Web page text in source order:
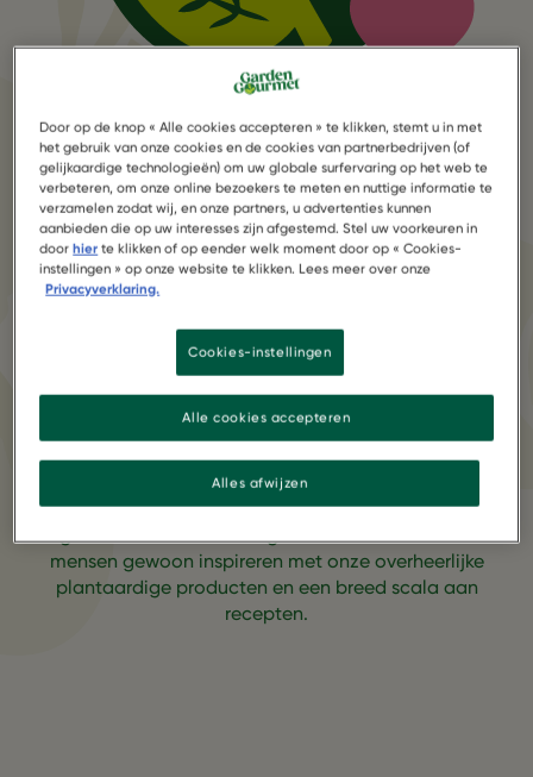
GARDEN GOURMET® is
where taste feels good
Onze liefde voor planten is ontstaan ​​in een tuin in 1986,
met een pure passie voor plantaardig eten. Sindsdien
hebben we onze liefde voor de natuur en eenvoudig
lekker eten gebruikt om van planten veganistische en
vegetarische sensaties te maken.
We proberen mensen niet te overtuigen om in een
oogwenk hun dieet volledig te veranderen. We willen
mensen gewoon inspireren met onze overheerlijke
plantaardige producten en een breed scala aan
recepten.
Door op de knop « Alle cookies accepteren » te klikken, stemt u in met
het gebruik van onze cookies en de cookies van partnerbedrijven (of
gelijkaardige technologieën) om uw globale surfervaring op het web te
verbeteren, om onze online bezoekers te meten en nuttige informatie te
verzamelen zodat wij, en onze partners, u advertenties kunnen
aanbieden die op uw interesses zijn afgestemd. Stel uw voorkeuren in
doorhier te klikken of op eender welk moment door op « Cookies-
instellingen » op onze website te klikken. Lees meer over onze
Privacyverklaring.
Cookies-instellingen
Alles afwijzen
Alle cookies accepteren